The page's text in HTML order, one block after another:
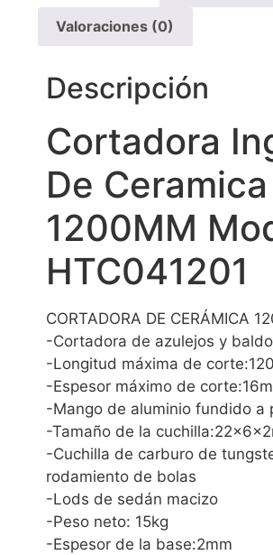
Valoraciones (0)
Descripción
Cortadora
De Ceramica
1200MM
HTC041201
CORTADORA DE CERÁMICA
-Cortadora de azulejos y
-Longitud máxima de
-Espesor máximo de
-Mango de aluminio fundido a
-Tamaño de la
-Cuchilla de carburo de
rodamiento de bolas
-Lods de sedán macizo
-Peso neto: 15kg
-Espesor de la base:2mm